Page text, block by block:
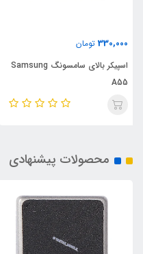
330,000 تومان
موتور ویبراتور سامسونگ
Samsung A55
محصولات پیشنهادی